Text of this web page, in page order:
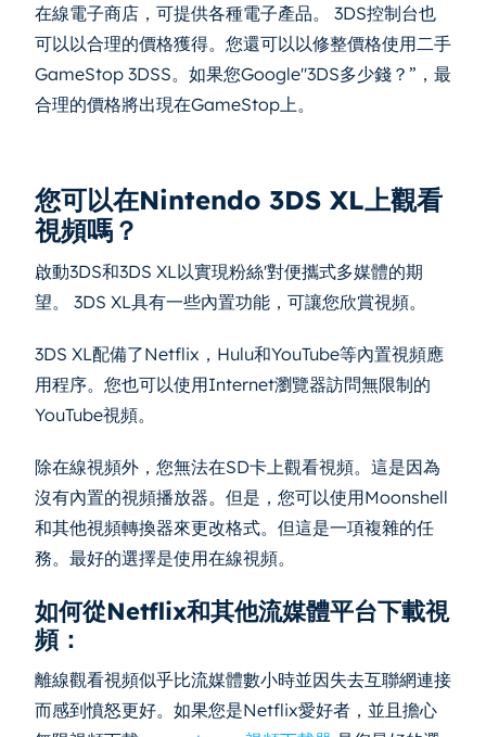
在線電子商店，可提供各種電子產品。 3DS控制台也
可以以合理的價格獲得。您還可以以修整價格使用二手
GameStop 3DSS。如果您Google"3DS多少錢？”，最
合理的價格將出現在GameStop上。
您可以在Nintendo 3DS XL上觀看
視頻嗎？
啟動3DS和3DS XL以實現粉絲'對便攜式多媒體的期
望。 3DS XL具有一些內置功能，可讓您欣賞視頻。
3DS XL配備了Netflix，Hulu和YouTube等內置視頻應
用程序。您也可以使用Internet瀏覽器訪問無限制的
YouTube視頻。
除在線視頻外，您無法在SD卡上觀看視頻。這是因為
沒有內置的視頻播放器。但是，您可以使用Moonshell
和其他視頻轉換器來更改格式。但這是一項複雜的任
務。最好的選擇是使用在線視頻。
如何從Netflix和其他流媒體平台下載視
頻：
離線觀看視頻似乎比流媒體數小時並因失去互聯網連接
而感到憤怒更好。如果您是Netflix愛好者，並且擔心